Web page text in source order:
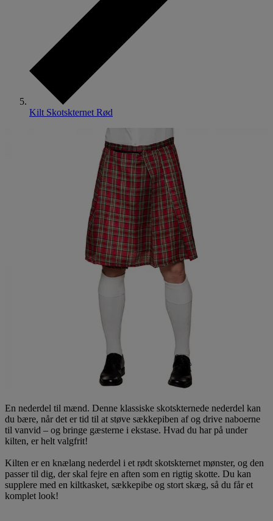
Kilt Skotskternet Rød​
En nederdel til mænd. Denne klassiske skotskternede nederdel kan
du bære, når det er tid til at støve sækkepiben af og drive naboerne
til vanvid – og bringe gæsterne i ekstase. Hvad du har på under
kilten, er helt valgfrit!
Kilten er en knælang nederdel i et rødt skotskternet mønster, og den
passer til dig, der skal fejre en aften som en rigtig skotte. Du kan
supplere med en kiltkasket, sækkepibe og stort skæg, så du får et
komplet look!